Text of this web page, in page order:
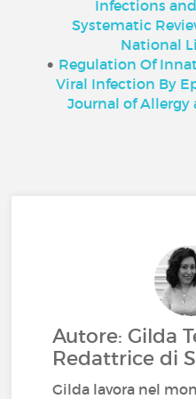
Infections
Systematic
National
Regulation Of
Viral Infection By
Journal of
Autore: Gilda
Redattrice di
Gilda lavora nel